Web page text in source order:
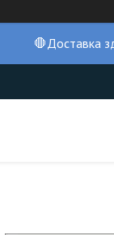
🛑Доставка